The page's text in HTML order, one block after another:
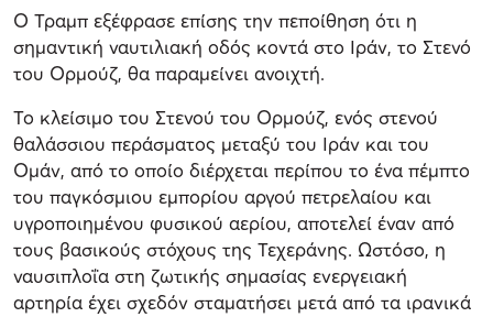
Ο Τραμπ εξέφρασε επίσης την πεποίθηση ότι η
σημαντική ναυτιλιακή οδός κοντά στο Ιράν, το Στενό
του Ορμούζ, θα παραμείνει ανοιχτή.
Το κλείσιμο του Στενού του Ορμούζ, ενός στενού
θαλάσσιου περάσματος μεταξύ του Ιράν και του
Ομάν, από το οποίο διέρχεται περίπου το ένα πέμπτο
του παγκόσμιου εμπορίου αργού πετρελαίου και
υγροποιημένου φυσικού αερίου, αποτελεί έναν από
τους βασικούς στόχους της Τεχεράνης. Ωστόσο, η
ναυσιπλοΐα στη ζωτικής σημασίας ενεργειακή
αρτηρία έχει σχεδόν σταματήσει μετά από τα ιρανικά